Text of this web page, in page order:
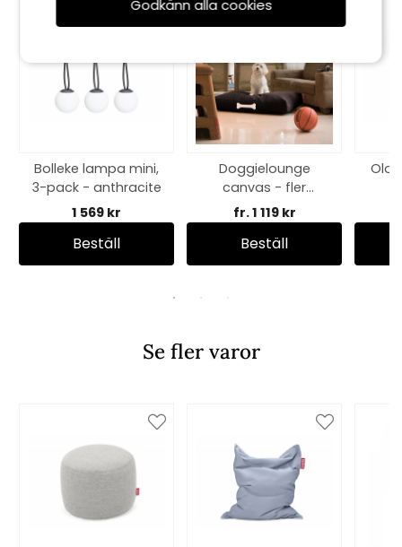
Bolleke lampa mini,
3-pack - anthracite
1 569 kr
Beställ
Doggielounge
canvas - fler
storlekar/färger
fr. 1 119 kr
Beställ
Se fler varor
Godkänn alla cookies